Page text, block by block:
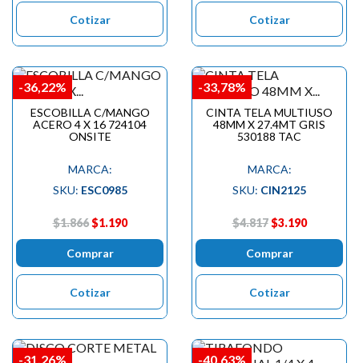
Cotizar Cotizar
ESCOBILLA C/MANGO
ACERO 4 X 16 724104
ONSITE
MARCA:
SKU: ESC0985
$1.866 $1.190
Comprar
Cotizar
-36,22%
CINTA TELA MULTIUSO
48MM X 27.4MT GRIS
530188 TAC
MARCA:
SKU: CIN2125
$4.817 $3.190
Comprar
Cotizar
-33,78%
-31,26% -40,63%